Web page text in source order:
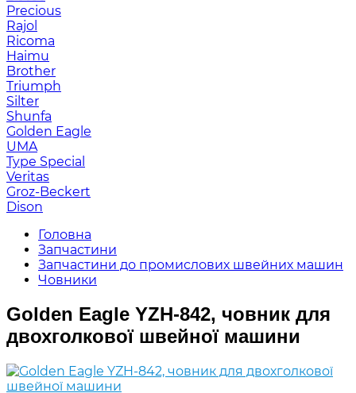
Precious
Rajol
Ricoma
Haimu
Brother
Triumph
Silter
Shunfa
Golden Eagle
UMA
Type Special
Veritas
Groz-Beckert
Dison
Головна
Запчастини
Запчастини до промислових швейних машин
Човники
Golden Eagle YZH-842, човник для
двохголкової швейної машини